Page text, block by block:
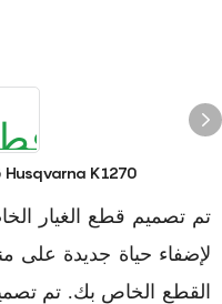
قطع غيار بديلة لطقم مكربن ​​منشار سلسلة Husqvarna K1270
تم تصميم قطع الغيار
القطع الخاص بك. تم